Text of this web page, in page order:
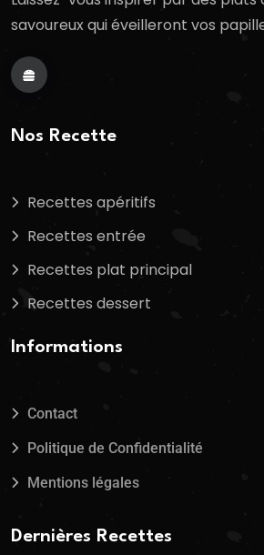
savoureux qui éveilleront vos
Nos Recette
Recettes apéritifs
Recettes entrée
Recettes plat principal
Recettes dessert
Informations
Contact
Politique de Confidentialité
Mentions légales
Dernières Recettes